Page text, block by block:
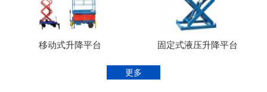
移动式升降平台 固定式液压升降平台
更多